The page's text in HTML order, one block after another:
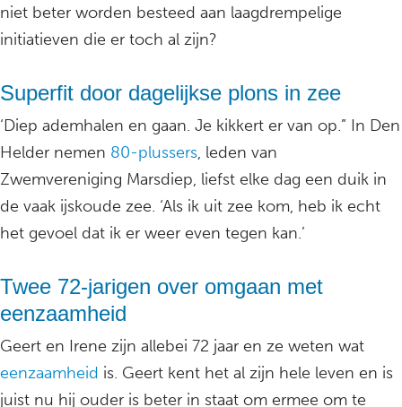
niet beter worden besteed aan laagdrempelige
initiatieven die er toch al zijn?
Superfit door dagelijkse plons in zee
‘Diep ademhalen en gaan. Je kikkert er van op.” In Den
Helder nemen 80-plussers, leden van
Zwemvereniging Marsdiep, liefst elke dag een duik in
de vaak ijskoude zee. ‘Als ik uit zee kom, heb ik echt
het gevoel dat ik er weer even tegen kan.’
Twee 72-jarigen over omgaan met
eenzaamheid
Geert en Irene zijn allebei 72 jaar en ze weten wat
eenzaamheid is. Geert kent het al zijn hele leven en is
juist nu hij ouder is beter in staat om ermee om te